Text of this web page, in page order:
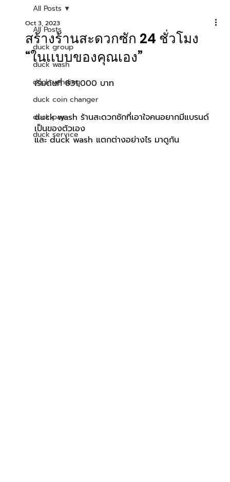
All Posts
duck group
duck wash
duck vending
duck coin changer
duck pay
duck service
All Posts
สร้างร้านสะดวกซัก 24 ชั่วโมง
“ในเเบบของคุณเอง”
Oct 3, 2023
เริ่มต้นที่ 831,000 บาท
duck wash ร้านสะดวกซักที่เอาใจคนอยากมีแบรนด์
เป็นของตัวเอง
และ duck wash แตกต่างอย่างไร มาดูกัน